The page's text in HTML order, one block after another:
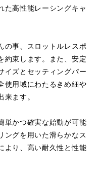
た高性能レーシングキャ
の事、スロットルレスポ
約束します。また、安定
イズとセッティングパー
使用域にわたるきめ細や
ます。
単かつ確実な始動が可能
ングを用いた滑らかなス
より、高い耐久性と性能